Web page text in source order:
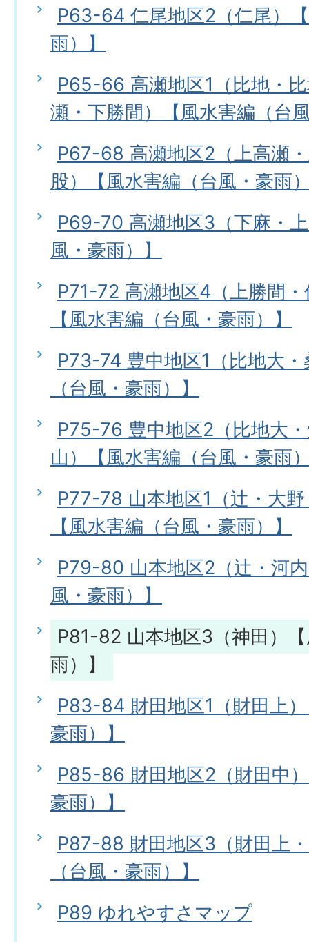
P63-64 仁尾地区2（仁尾）
雨）】
P65-66 高瀬地区1（比地・
瀬・下勝間）【風水害編（台
P67-68 高瀬地区2（上高瀬
股）【風水害編（台風・豪雨
P69-70 高瀬地区3（下麻・
風・豪雨）】
P71-72 高瀬地区4（上勝間
【風水害編（台風・豪雨）】
P73-74 豊中地区1（比地大
（台風・豪雨）】
P75-76 豊中地区2（比地大
山）【風水害編（台風・豪雨
P77-78 山本地区1（辻・大
【風水害編（台風・豪雨）】
P79-80 山本地区2（辻・河
風・豪雨）】
P81-82 山本地区3（神田）
雨）】
P83-84 財田地区1（財田上
豪雨）】
P85-86 財田地区2（財田中
豪雨）】
P87-88 財田地区3（財田上
（台風・豪雨）】
P89 ゆれやすさマップ